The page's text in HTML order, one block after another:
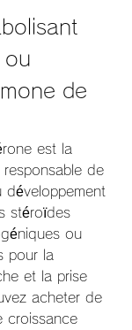
ou
de
est la
responsable de
développement
stéroïdes
ou
pour la
et la prise
acheter de
croissance